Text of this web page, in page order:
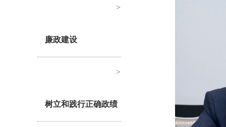
>
廉政建设
>
树立和践行正确政绩